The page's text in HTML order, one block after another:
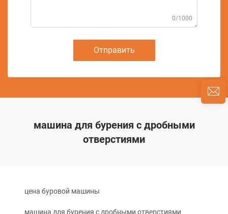
0/1000
Отправить
машина для бурения с дробными
отверстиями
цена буровой машины
машина для бурения с дробными отверстиями